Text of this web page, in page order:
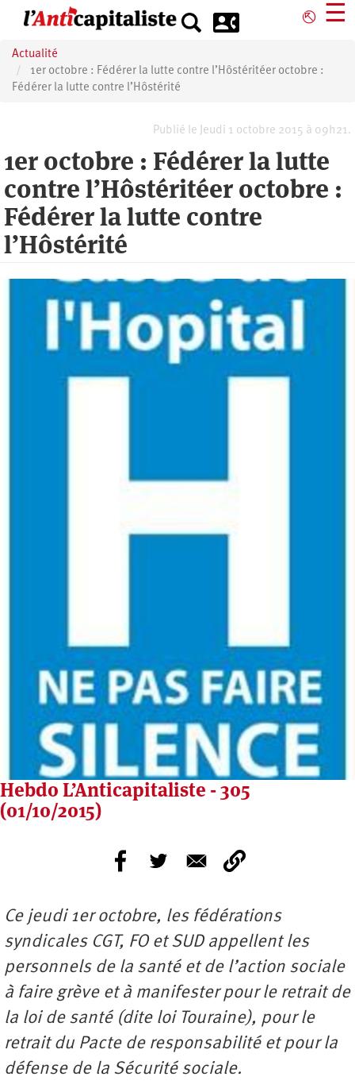
principal
⎋ ☰
Actualité
1er octobre : Fédérer la lutte contre l’Hôstéritéer octobre :
Fédérer la lutte contre l’Hôstérité
Publié le Jeudi 1 octobre 2015 à 09h21.
1er octobre : Fédérer la lutte
contre l’Hôstéritéer octobre :
Fédérer la lutte contre
l’Hôstérité
Hebdo L’Anticapitaliste - 305
(01/10/2015)
Ce jeudi 1er octobre, les fédérations
syndicales CGT, FO et SUD appellent les
personnels de la santé et de l’action sociale
à faire grève et à manifester pour le retrait de
la loi de santé (dite loi Touraine), pour le
retrait du Pacte de responsabilité et pour la
défense de la Sécurité sociale.